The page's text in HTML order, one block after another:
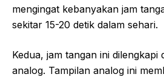
mengingat kebanyakan jam
sekitar 15-20 detik dalam sehari.
Kedua, jam tangan ini dilengkapi
analog. Tampilan analog ini